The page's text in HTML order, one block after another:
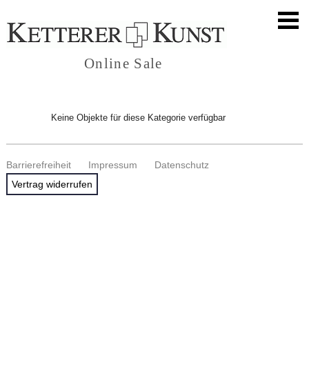
Online Sale
Keine Objekte für diese Kategorie verfügbar
Barrierefreiheit Impressum
Datenschutz
Vertrag widerrufen